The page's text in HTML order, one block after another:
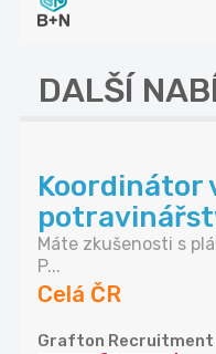
DALŠÍ
Koordinátor
Máte zkušenosti s
P...
Celá ČR
Grafton Recruitment